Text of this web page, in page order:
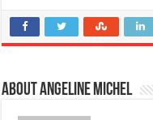
a
s
About Angeline Michel